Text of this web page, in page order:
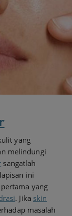
yang
melindungi
sangatlah
ini
yang
. Jika skin
masalah